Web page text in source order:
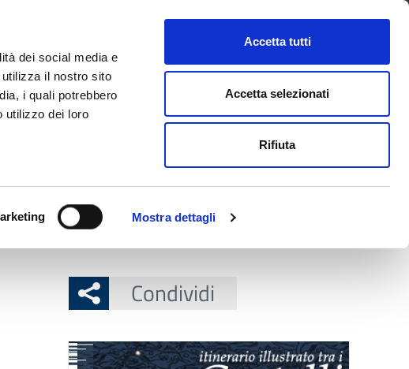
dei social media e
il nostro sito
i quali potrebbero
utilizzo dei loro
Mostra dettagli
Accetta tutti
Accetta selezionati
Rifiuta
CONTATTI URP SERVIZI ONLINE
Seguici su FacebookTwitterInstagram
LinkedIn
cerca nel sito
Condividi